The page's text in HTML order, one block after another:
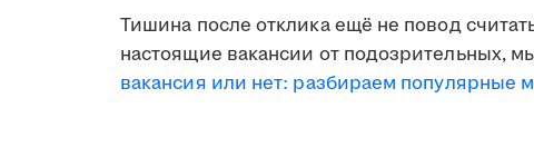
Тишина после отклика ещё не повод
настоящие вакансии от подозрительных,
вакансия или нет: разбираем